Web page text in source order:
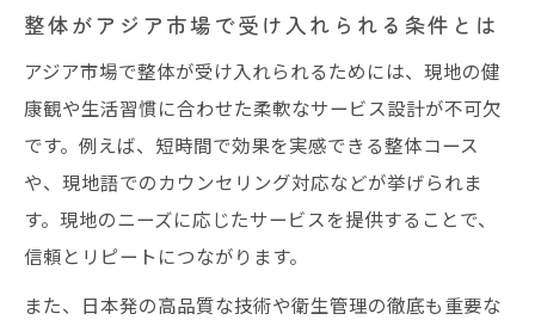
整体がアジア市場で受け入れられる条件とは
アジア市場で整体が受け入れられるためには、現地の健
康観や生活習慣に合わせた柔軟なサービス設計が不可欠
です。例えば、短時間で効果を実感できる整体コース
や、現地語でのカウンセリング対応などが挙げられま
す。現地のニーズに応じたサービスを提供することで、
信頼とリピートにつながります。
また、日本発の高品質な技術や衛生管理の徹底も重要な